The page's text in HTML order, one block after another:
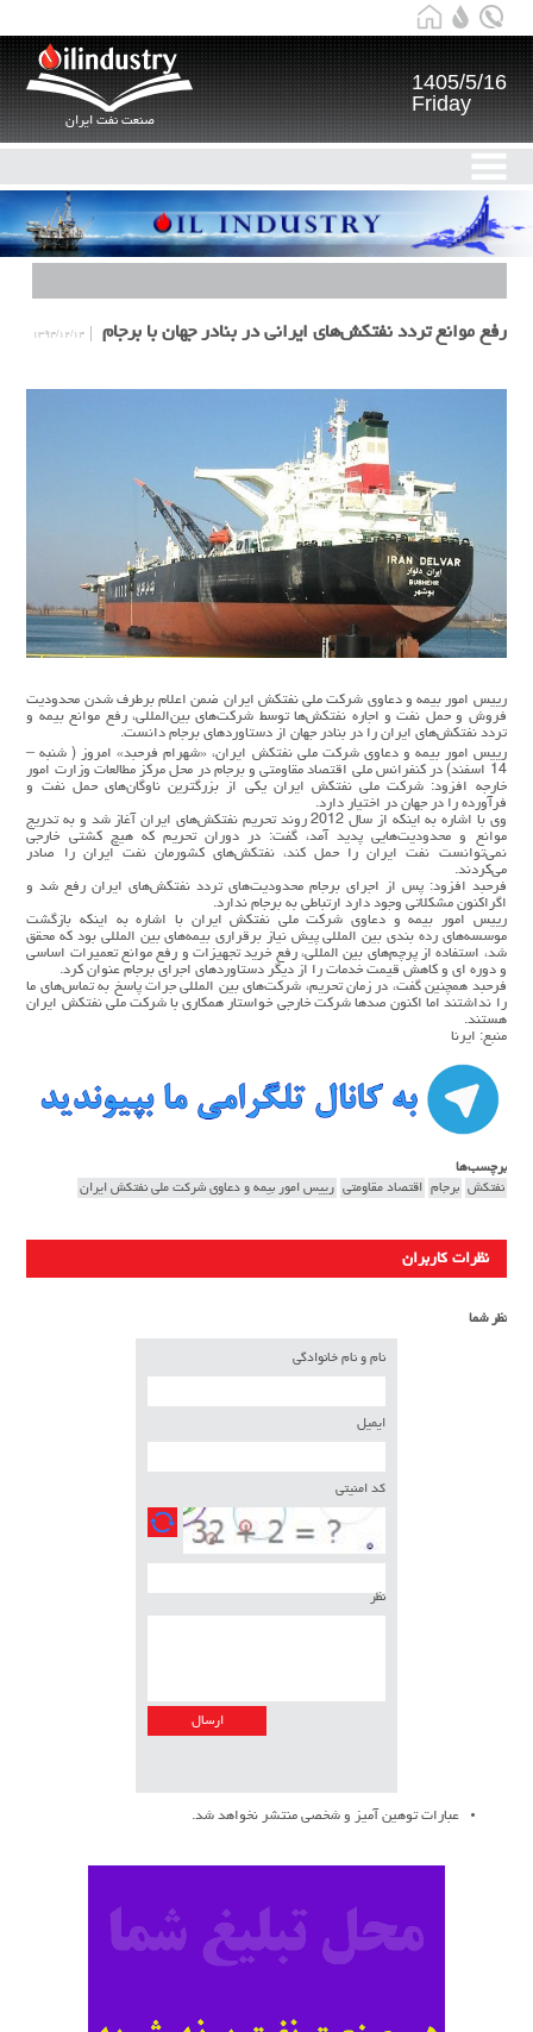
صنعت نفت ایران
1405/5/16
Friday
رفع موانع تردد نفتکش‌های ایرانی در بنادر جهان با برجام ۱۳۹۴/۱۲/۱۴
رییس امور بیمه و دعاوی شرکت ملی نفتکش ایران ضمن اعلام برطرف شدن محدودیت
فروش و حمل نفت و اجاره نفتکش‌ها توسط شرکت‌های بین‌المللی، رفع موانع بیمه و
تردد نفتکش‌های ایران را در بنادر جهان از دستاوردهای برجام دانست.
رییس امور بیمه و دعاوی شرکت ملی نفتکش ایران، «شهرام فرحبد» امروز ( شنبه –
14 اسفند) در کنفرانس ملی اقتصاد مقاومتی و برجام در محل مرکز مطالعات وزارت امور
خارجه افزود: شرکت ملی نفتکش ایران یکی از بزرگترین ناوگان‌های حمل نفت و
فرآورده را در جهان در اختیار دارد.
وی با اشاره به اینکه از سال 2012 روند تحریم نفتکش‌های ایران آغاز شد و به تدریج
موانع و محدودیت‌هایی پدید آمد، گفت: در دوران تحریم که هیچ کشتی خارجی
نمی‌توانست نفت ایران را حمل کند، نفتکش‌های کشورمان نفت ایران را صادر
می‌کردند.
فرحبد افزود: پس از اجرای برجام محدودیت‌های تردد نفتکش‌های ایران رفع شد و
اگراکنون مشکلاتی وجود دارد ارتباطی به برجام ندارد.
رییس امور بیمه و دعاوی شرکت ملی نفتکش ایران با اشاره به اینکه بازگشت
موسسه‌های رده بندی بین المللی پیش نیاز برقراری بیمه‌های بین المللی بود که محقق
شد، استفاده از پرچم‌های بین المللی، رفع خرید تجهیزات و رفع موانع تعمیرات اساسی
و دوره ای و کاهش قیمت خدمات را از دیگر دستاوردهای اجرای برجام عنوان کرد.
فرحبد همچنین گفت، در زمان تحریم، شرکت‌های بین المللی جرات پاسخ به تماس‌های ما
را نداشتند اما اکنون صدها شرکت خارجی خواستار همکاری با شرکت ملی نفتکش ایران
هستند.
منبع: ایرنا
برچسب‌ها
نفتکش برجام اقتصاد مقاومتی رییس امور بیمه و دعاوی شرکت ملی نفتکش ایران
نظرات کاربران
نظر شما
نام و نام خانوادگی
ایمیل
کد امنیتی
نظر
عبارات توهین آمیز و شخصی منتشر نخواهد شد.